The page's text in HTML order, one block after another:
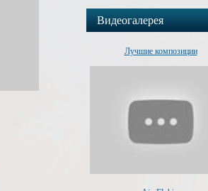
Видеогалерея
Лучшие композиции